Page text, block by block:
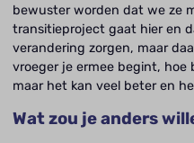
bewuster worden dat we ze
transitieproject gaat hier en
verandering zorgen, maar
vroeger je ermee begint, hoe
maar het kan veel beter en
Wat zou je anders